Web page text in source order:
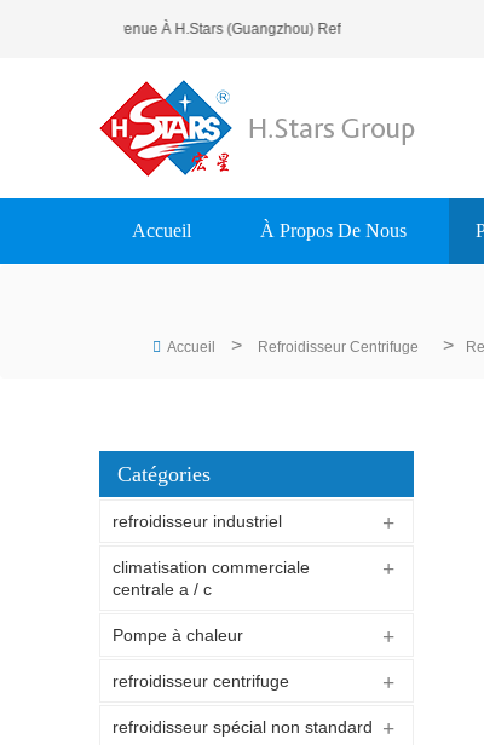
Bienvenue À H.Stars (Guangzhou) Refrigerating
Accueil À Propos De Nous
Accueil > Refroidisseur Centrifuge >
Catégories
refroidisseur industriel
climatisation commerciale
centrale a / c
Pompe à chaleur
refroidisseur centrifuge
refroidisseur spécial non standard